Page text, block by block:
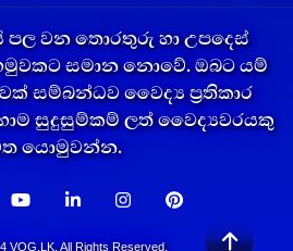
පල වන තොරතුරු හා උපදෙස්
සමාන නොවේ. ඔබට යම්
සම්බන්ධව වෛද්‍ය ප්‍රතිකාර
සුදුසුම්කම් ලත් වෛද්‍යවරයකු
යොමුවන්න.
VOG.LK. All Rights Reserved.